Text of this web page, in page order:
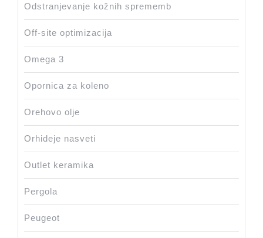
Odstranjevanje kožnih sprememb
Off-site optimizacija
Omega 3
Opornica za koleno
Orehovo olje
Orhideje nasveti
Outlet keramika
Pergola
Peugeot